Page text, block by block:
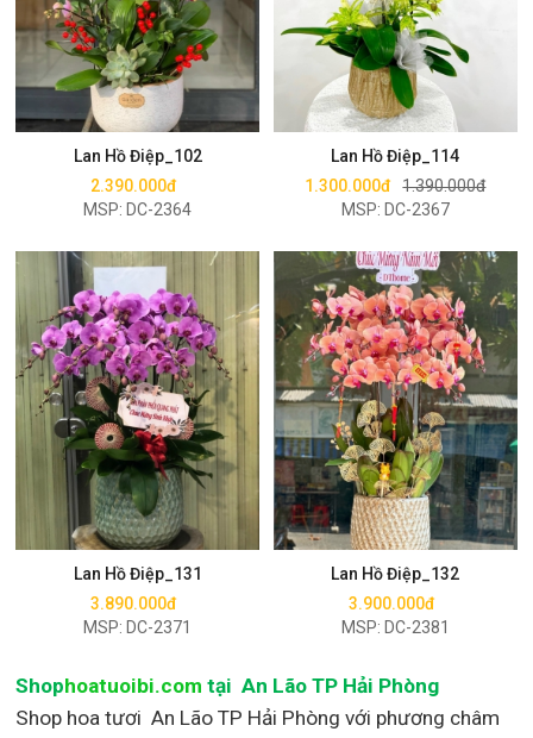
Lan Hồ Điệp_102
2.390.000đ
MSP: DC-2364
Mua ngay
Lan Hồ Điệp_114
1.300.000đ 1.390.000đ
MSP: DC-2367
Mua ngay
Lan Hồ Điệp_131
3.890.000đ
MSP: DC-2371
Mua ngay
Lan Hồ Điệp_132
3.900.000đ
MSP: DC-2381
Mua ngay
Shophoatuoibi.com tại An Lão TP Hải Phòng
Shop hoa tươi An Lão TP Hải Phòng với phương châm